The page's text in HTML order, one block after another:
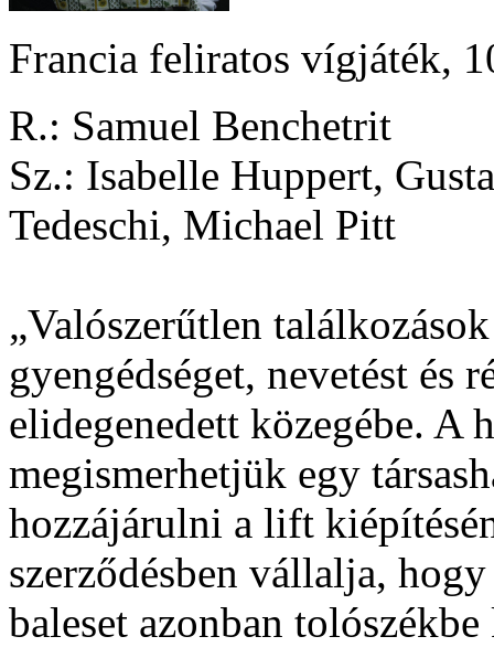
Francia feliratos vígjáték,
R.: Samuel Benchetrit
Sz.: Isabelle Huppert,
Tedeschi, Michael Pitt
„Valószerűtlen
gyengédséget, nevetést és
elidegenedett közegébe.
megismerhetjük egy
hozzájárulni a lift
szerződésben vállalja,
baleset azonban